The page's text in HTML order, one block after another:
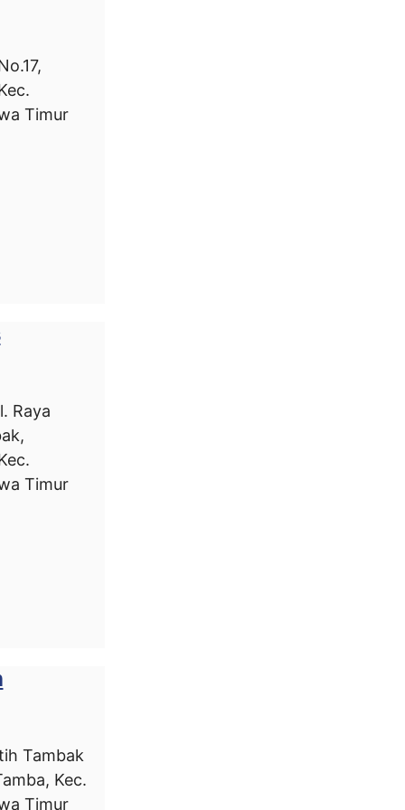
Timur
Raya
Timur
Tambak
Kec.
Timur